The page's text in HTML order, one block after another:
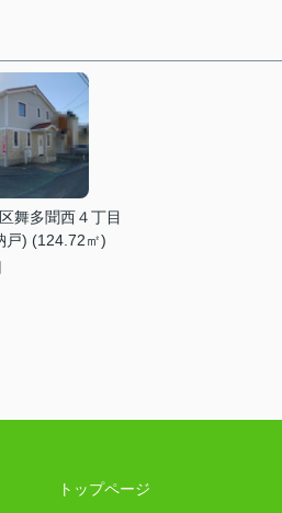
舞多聞西４丁目
戸) (124.72㎡)
トップページ